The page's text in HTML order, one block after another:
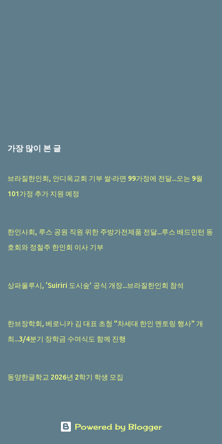
가장 많이 본 글
브라질한인회, 안디옥교회 기부 쌀·라면 99가정에 전달...오는 9월
101가정 추가 지원 예정
한인사회, 루스 공원 직원 위한 주방가전제품 전달...루스 배드민턴 동
호회와 정철주 한인회 이사 기부
상파울루시, ‘Suiriri 도시숲’ 공식 개장...브라질한인회 참석
한브장학회, 베로니카 김 대표 초청 "차세대 한인 멘토링 행사" 개
최...3/4분기 장학금 수여식도 함께 진행
동양한글학교 2026년 2학기 학생 모집
Powered by Blogger